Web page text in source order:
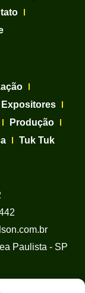
Expositores
Produção
Tuk Tuk
Paulista - SP